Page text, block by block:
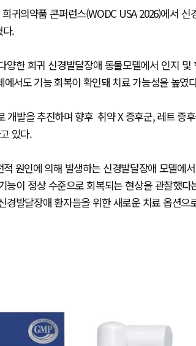
귀의약품 콘퍼런스(WODC USA 2026)에서 신
다.
양한 희귀 신경발달장애 동물모델에서 인지
서도 기능 회복이 확인돼 치료 가능성을 높였
개발을 추진하며 향후 취약 X 증후군, 레트 증
있다.
원인에 의해 발생하는 신경발달장애 모델에
능이 정상 수준으로 회복되는 현상을 관찰했
발달장애 환자들을 위한 새로운 치료 옵션으